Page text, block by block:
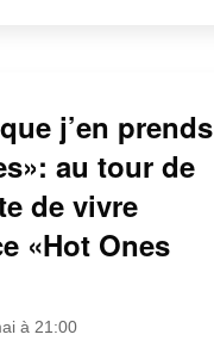
j’en prends
au tour de
de vivre
«Hot Ones
à 21:00